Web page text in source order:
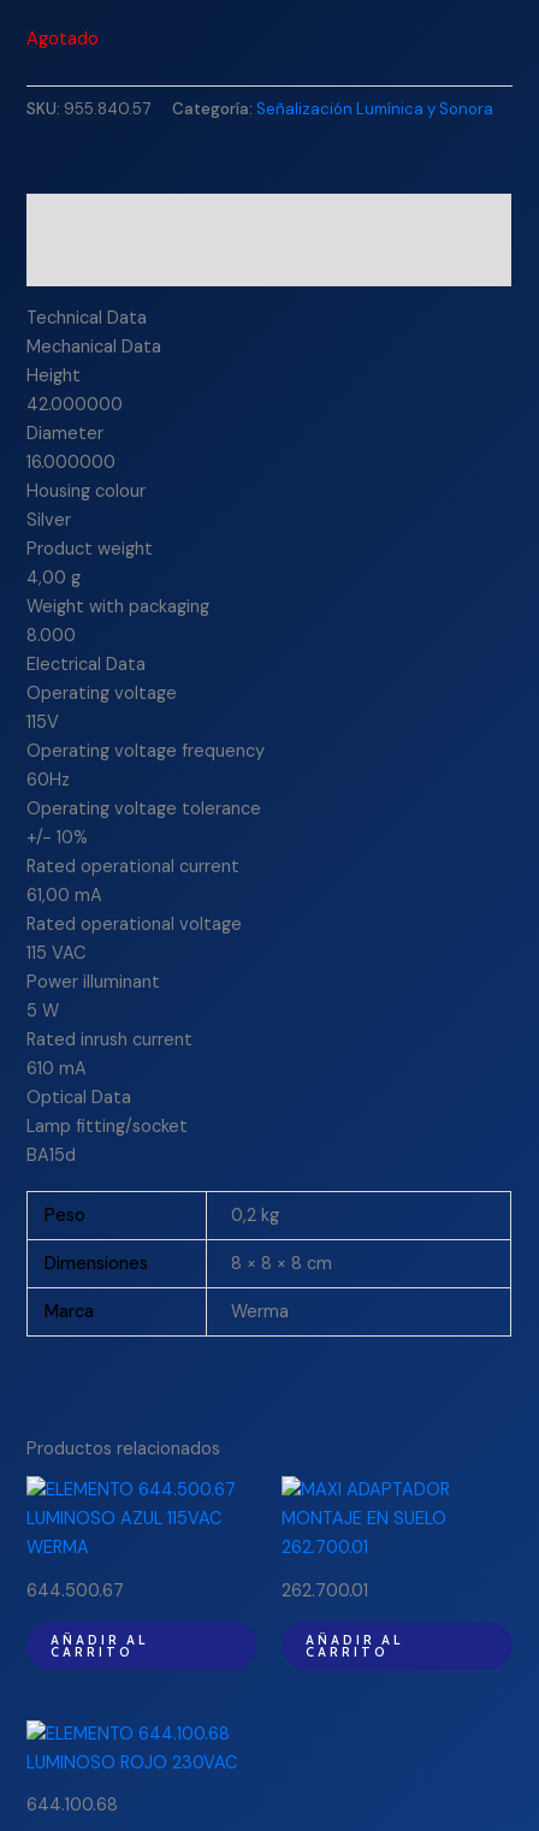
Agotado
SKU: 955.840.57 Categoría: Señalización Lumínica y Sonora
Technical Data
Mechanical Data
Height
42.000000
Diameter
16.000000
Housing colour
Silver
Product weight
4,00 g
Weight with packaging
8.000
Electrical Data
Operating voltage
115V
Operating voltage frequency
60Hz
Operating voltage tolerance
+/- 10%
Rated operational current
61,00 mA
Rated operational voltage
115 VAC
Power illuminant
5 W
Rated inrush current
610 mA
Optical Data
Lamp fitting/socket
BA15d
Peso 0,2 kg
Dimensiones 8 × 8 × 8 cm
Marca Werma
Productos relacionados
644.500.67
AÑADIR AL
CARRITO
262.700.01
AÑADIR AL
CARRITO
644.100.68